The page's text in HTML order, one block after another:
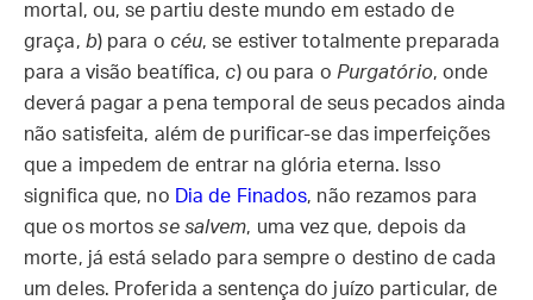
mortal, ou, se partiu deste mundo em estado de
graça, b) para o céu, se estiver totalmente preparada
para a visão beatífica, c) ou para o Purgatório, onde
deverá pagar a pena temporal de seus pecados ainda
não satisfeita, além de purificar-se das imperfeições
que a impedem de entrar na glória eterna. Isso
significa que, no
Dia de Finados, não rezamos para
que os mortosse salvem, uma vez que, depois da
morte, já está selado para sempre o destino de cada
um deles. Proferida a sentença do juízo particular, de